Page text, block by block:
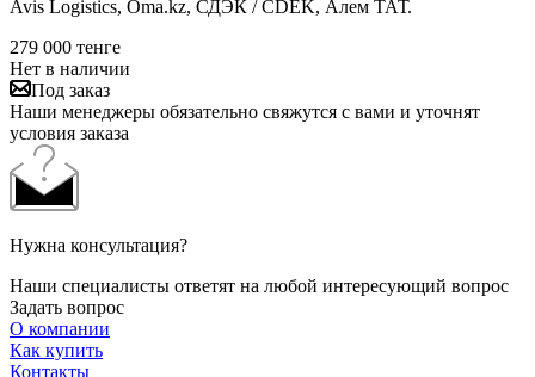
Avis Logistics, Oma.kz, СДЭК / CDEK, Алем ТАТ.
279 000 тенге
Нет в наличии
Под заказ
Наши менеджеры обязательно свяжутся с вами и уточнят
условия заказа
Нужна консультация?
Наши специалисты ответят на любой интересующий вопрос
Задать вопрос
О компании
Как купить
Контакты